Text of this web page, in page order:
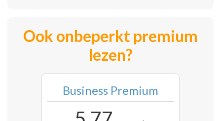
Ook onbeperkt premium
lezen?
Business Premium